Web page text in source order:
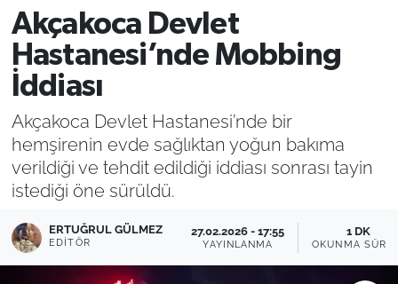
Akçakoca Devlet
Hastanesi’nde Mobbing
İddiası
Akçakoca Devlet Hastanesi’nde bir
hemşirenin evde sağlıktan yoğun bakıma
verildiği ve tehdit edildiği iddiası sonrası tayin
istediği öne sürüldü.
ERTUĞRUL GÜLMEZ
EDITÖR
27.02.2026 - 17:55
YAYINLANMA
1 DK
OKUNMA
Atamalar
Sağlık Bakanlığı
Mevzuat
Sendika
Sağlık Personeli Alımı
Eğitim
Namaz Vakitleri
Trafik Durumu
Süper Lig Puan Durumu ve Fikstür
Tüm Manşetler
Son Dakika Haberleri
Haber Arşivi